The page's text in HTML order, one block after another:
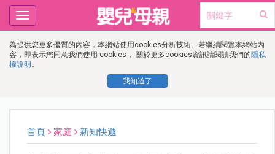
為提供您更多優質的內容，本網站使用cookies分析技術。若繼續閱覽本網站內
容，即表示您同意我們使用 cookies， 關於更多cookies資訊請閱讀我們的隱私
權說明 。
我知道了
Toggle
navigation
首頁 家庭 新知快遞